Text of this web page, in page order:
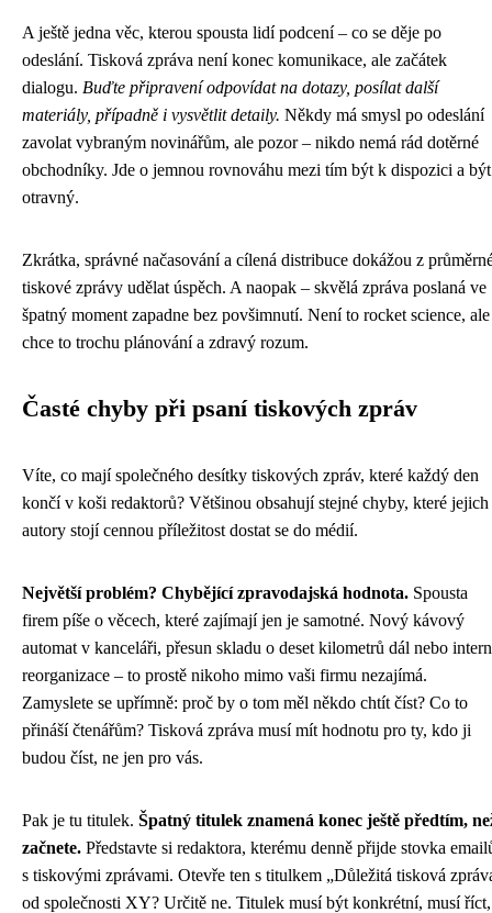
A ještě jedna věc, kterou spousta lidí podcení – co se děje po
odeslání. Tisková zpráva není konec komunikace, ale začátek
dialogu. Buďte připravení odpovídat na dotazy, posílat další
materiály, případně i vysvětlit detaily. Někdy má smysl po odeslání
zavolat vybraným novinářům, ale pozor – nikdo nemá rád dotěrné
obchodníky. Jde o jemnou rovnováhu mezi tím být k dispozici a být
otravný.
Zkrátka, správné načasování a cílená distribuce dokážou z
tiskové zprávy udělat úspěch. A naopak – skvělá zpráva poslaná ve
špatný moment zapadne bez povšimnutí. Není to rocket science, ale
chce to trochu plánování a zdravý rozum.
Časté chyby při psaní tiskových zpráv
Víte, co mají společného desítky tiskových zpráv, které každý den
končí v koši redaktorů? Většinou obsahují stejné chyby, které jejich
autory stojí cennou příležitost dostat se do médií.
Největší problém? Chybějící zpravodajská hodnota. Spousta
firem píše o věcech, které zajímají jen je samotné. Nový kávový
automat v kanceláři, přesun skladu o deset kilometrů dál nebo
reorganizace – to prostě nikoho mimo vaši firmu nezajímá.
Zamyslete se upřímně: proč by o tom měl někdo chtít číst? Co to
přináší čtenářům? Tisková zpráva musí mít hodnotu pro ty, kdo ji
budou číst, ne jen pro vás.
Pak je tu titulek. Špatný titulek znamená konec ještě předtím,
začnete. Představte si redaktora, kterému denně přijde stovka
s tiskovými zprávami. Otevře ten s titulkem „Důležitá tisková
od společnosti XY? Určitě ne. Titulek musí být konkrétní, musí říct,